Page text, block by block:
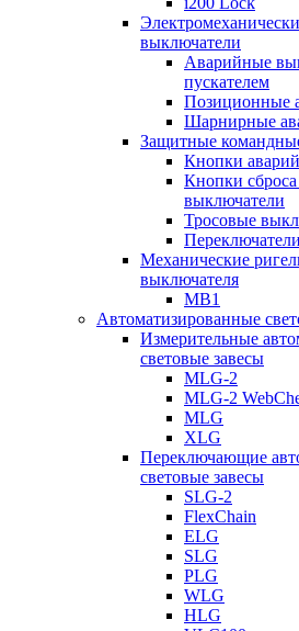
выключатели
Аварийные
пускателем
Позиционные
Шарнирные
Защитные
Кнопки
Кнопки
выключатели
Тросовые
Механические
выключателя
MB1
Автоматизированные
Измерительные
световые завесы
MLG-2
MLG-2
MLG
XLG
Переключающие
световые завесы
SLG-2
FlexChain
ELG
SLG
PLG
WLG
HLG